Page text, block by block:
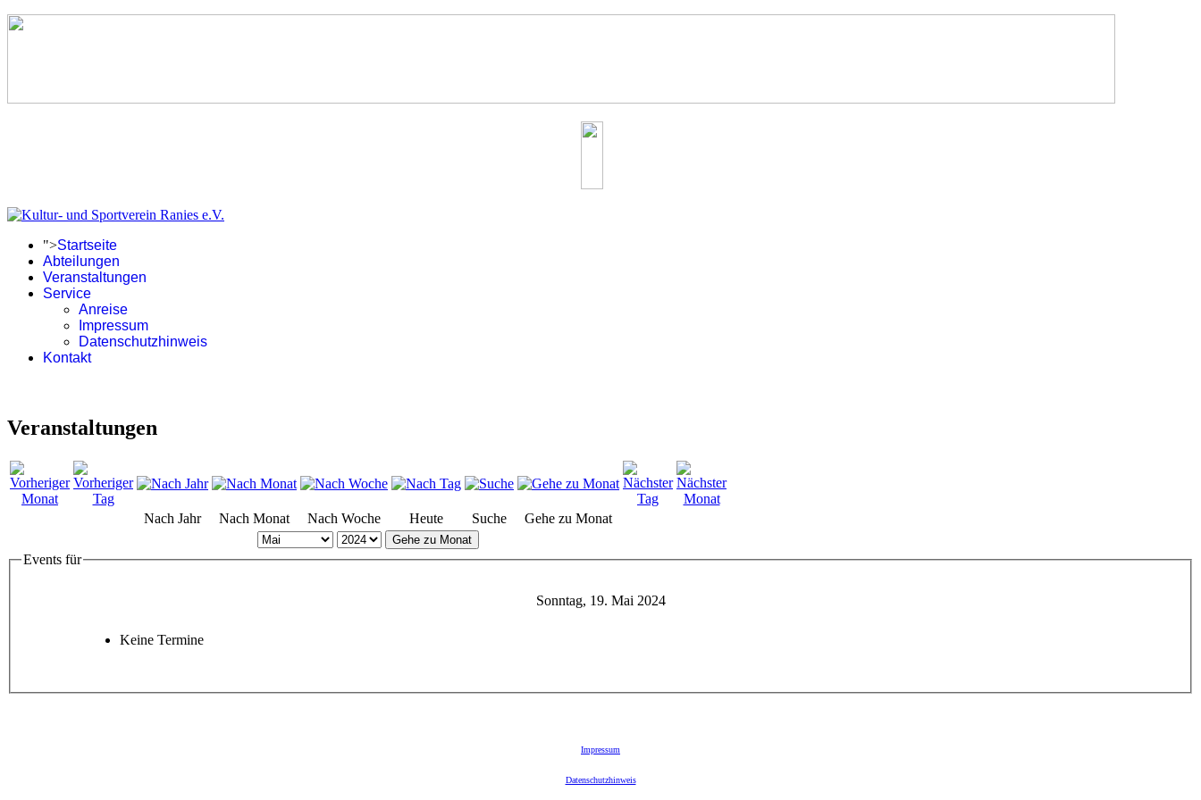
">Startseite
Abteilungen
Veranstaltungen
Service
Anreise
Impressum
Datenschutzhinweis
Kontakt
Veranstaltungen
Nach Jahr Nach Monat Nach Woche Heute Suche Gehe zu Monat
Gehe zu Monat
Events für
Sonntag, 19. Mai 2024
Keine Termine
Impressum
Datenschutzhinweis